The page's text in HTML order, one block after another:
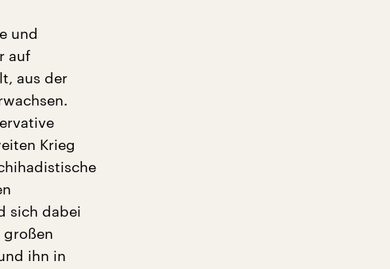
und
auf
aus der
Krieg
sich dabei
ihn in